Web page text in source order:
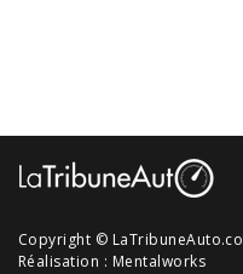
Copyright ©
Réalisation : Mentalworks